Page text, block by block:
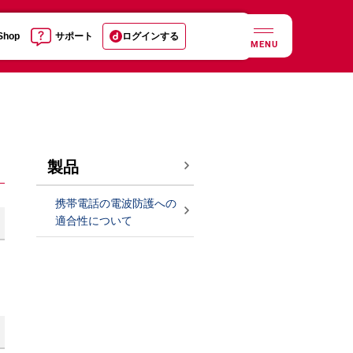
サポート ログインする
MENU
製品
携帯電話の電波防護への
適合性について